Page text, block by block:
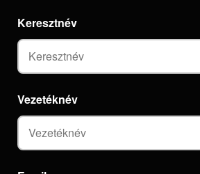
Keresztnév
Vezetéknév